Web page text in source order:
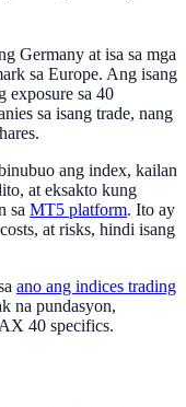
Germany at isa sa mga
sa Europe. Ang isang
sa 40
sa isang trade, nang
ang index, kailan
at eksakto kung
sa MT5 platform. Ito ay
at risks, hindi isang
ano ang indices trading
na pundasyon,
40 specifics.